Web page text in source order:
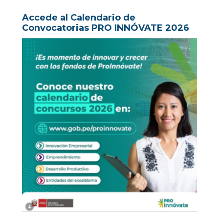
Accede al Calendario de
Convocatorias PRO INNÓVATE 2026